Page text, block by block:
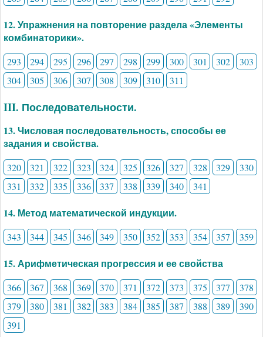
12. Упражнения на повторение раздела «Элементы
комбинаторики».
293 294 295 296 297 298 299 300 301 302
303
304
305 306 307 308 309 310 311
III. Последовательности.
13. Числовая последовательность, способы ее
задания и свойства.
320 321 322 323 324 325 326 327 328 329
330
331
332 335 336 337 338 339 340 341
14. Метод математической индукции.
343 344 345 346 349 350 352 353 354 357 359
15. Арифметическая прогрессия и ее свойства
366 367 368 369 370 371 372 373 375 377
378
379
380 381 382 383 384 385 387 388 389
390
391